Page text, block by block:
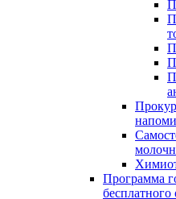
Программа